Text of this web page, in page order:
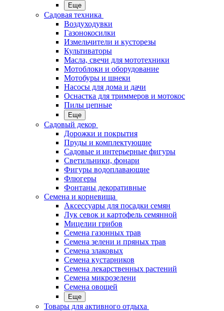
Еще
Садовая техника
Воздуходувки
Газонокосилки
Измельчители и кусторезы
Культиваторы
Масла, свечи для мототехники
Мотоблоки и оборудование
Мотобуры и шнеки
Насосы для дома и дачи
Оснастка для триммеров и мотокос
Пилы цепные
Еще
Садовый декор
Дорожки и покрытия
Пруды и комплектующие
Садовые и интерьерные фигуры
Светильники, фонари
Фигуры водоплавающие
Флюгеры
Фонтаны декоративные
Семена и корневища
Аксессуары для посадки семян
Лук севок и картофель семянной
Мицелии грибов
Семена газонных трав
Семена зелени и пряных трав
Семена злаковых
Семена кустарников
Семена лекарственных растений
Семена микрозелени
Семена овощей
Еще
Товары для активного отдыха